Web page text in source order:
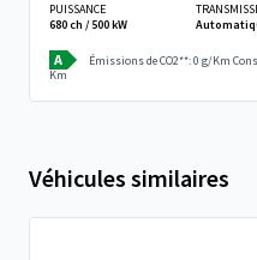
PUISSANCE
680 ch / 500 kW
A Émissions de CO2**: 0 g/Km
Km
Véhicules similaires